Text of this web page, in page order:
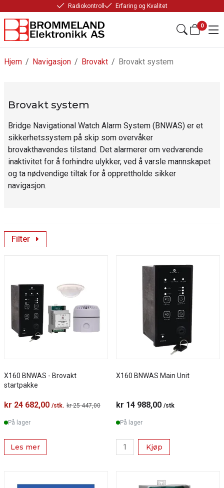
Radiokontroll Erfaring og Kvalitet
0
/
Hjem /
Navigasjon /
Brovakt Brovakt system
Brovakt system
Bridge Navigational Watch Alarm System (BNWAS) er et
sikkerhetssystem på skip som overvåker
brovakthavendes tilstand. Det alarmerer om vedvarende
inaktivitet for å forhindre ulykker, ved å varsle mannskapet
og ta nødvendige tiltak for å opprettholde sikker
navigasjon.
Filter
X160 BNWAS - Brovakt
startpakke
kr 24 682,00 /stk. kr 25 447,00
På lager
Les mer
X160 BNWAS Main Unit
kr 14 988,00 /stk
På lager
Kjøp